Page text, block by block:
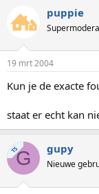
puppie
19 mrt 2004
Kun je de exacte
staat er echt kan
TSG gupy
Nieuwe